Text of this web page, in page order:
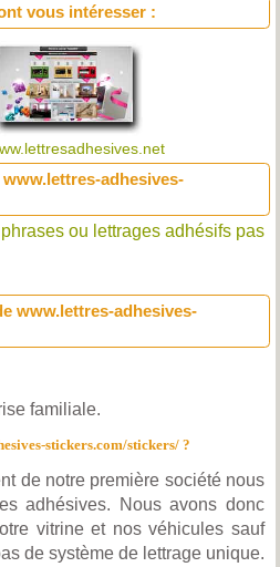
vous intéresser :
adhesives-
ou lettrages adhésifs pas
www.lettres-adhesives-
familiale.
stickers.com/stickers/ ?
de notre première société nous
adhésives. Nous avons donc
vitrine et nos véhicules sauf
de système de lettrage unique.